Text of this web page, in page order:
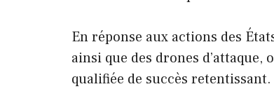
En réponse aux actions des
ainsi que des drones
qualifiée de succès retentissant.